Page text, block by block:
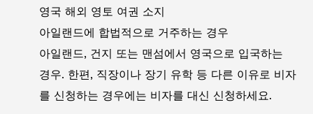
영국 해외 영토 여권 소지
아일랜드에 합법적으로 거주하는 경우
아일랜드, 건지 또는 맨섬에서 영국으로 입국하는
경우. 한편, 직장이나 장기 유학 등 다른 이유로 비자
를 신청하는 경우에는 비자를 대신 신청하세요.